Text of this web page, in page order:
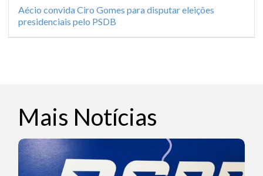
Aécio convida Ciro Gomes para disputar eleições
presidenciais pelo PSDB
Mais Notícias